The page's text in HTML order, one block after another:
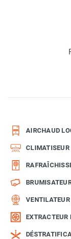
AIRCHAUD
CLIMATISEUR
EXTRACTEUR